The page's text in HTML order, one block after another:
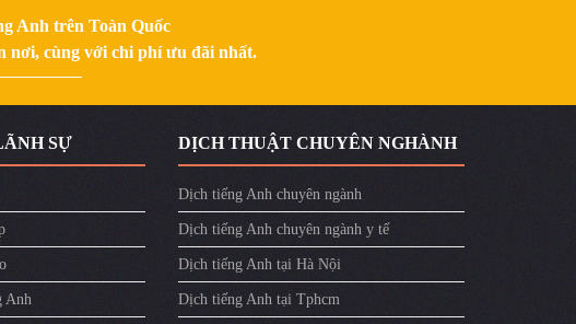
Anh trên Toàn Quốc
nơi, cùng với chi phí ưu đãi nhất.
SỰ
Anh
DỊCH THUẬT CHUYÊN NGHÀNH
Dịch tiếng Anh chuyên ngành
Dịch tiếng Anh chuyên ngành y tế
Dịch tiếng Anh tại Hà Nội
Dịch tiếng Anh tại Tphcm